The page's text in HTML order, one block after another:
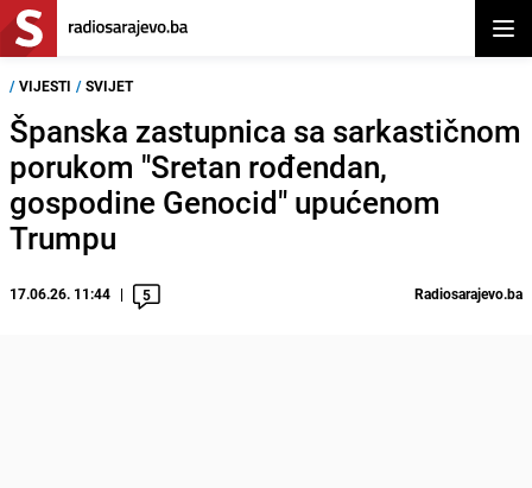
/ VIJESTI / SVIJET
Španska zastupnica sa sarkastičnom
porukom "Sretan rođendan,
gospodine Genocid" upućenom
Trumpu
17.06.26. 11:44 5 Radiosarajevo.ba